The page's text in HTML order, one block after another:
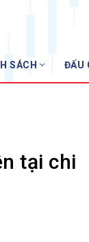
SÁCH ĐẤU
tại chi